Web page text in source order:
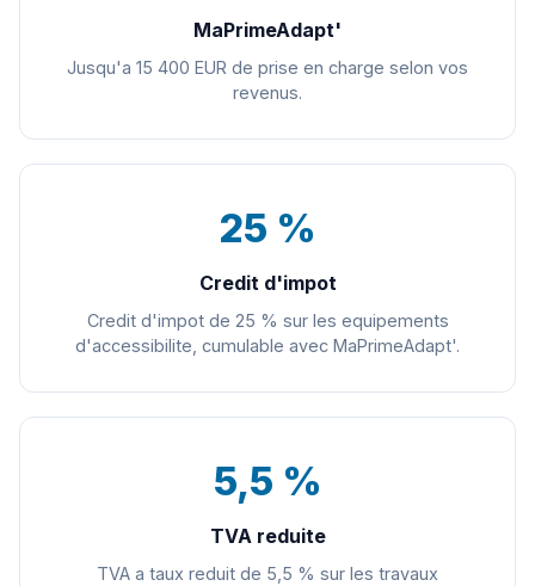
MaPrimeAdapt'
Jusqu'a 15 400 EUR de prise en charge selon vos
revenus.
25 %
Credit d'impot
Credit d'impot de 25 % sur les equipements
d'accessibilite, cumulable avec MaPrimeAdapt'.
5,5 %
TVA reduite
TVA a taux reduit de 5,5 % sur les travaux